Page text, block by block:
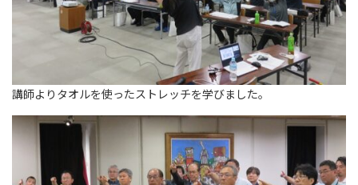
講師よりタオルを使ったストレッチを学びました。